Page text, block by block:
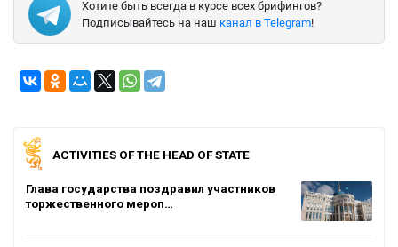
Хотите быть всегда в курсе всех брифингов?
Подписывайтесь на наш канал в Telegram!
ACTIVITIES OF THE HEAD OF STATE
Глава государства поздравил участников
торжественного мероп…